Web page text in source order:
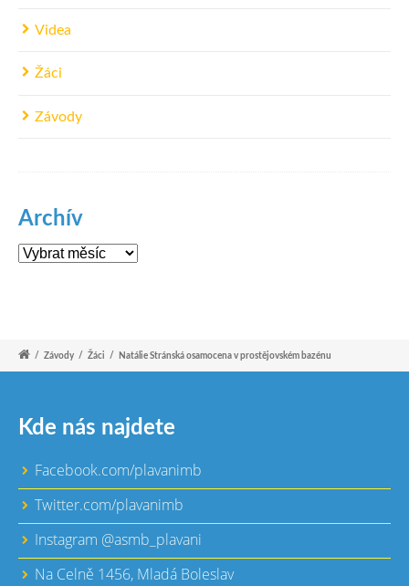
Videa
Žáci
Závody
Archív
Archív
/ Závody / Žáci / Natálie Stránská osamocena v prostějovském bazénu
Kde nás najdete
Facebook.com/plavanimb
Twitter.com/plavanimb
Instagram @asmb_plavani
Na Celně 1456, Mladá Boleslav